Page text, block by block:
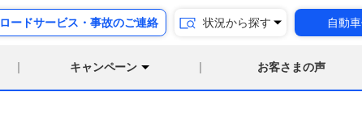
ロードサービス・事故のご連絡 状況から探す 自動
キャンペーン お客さまの声